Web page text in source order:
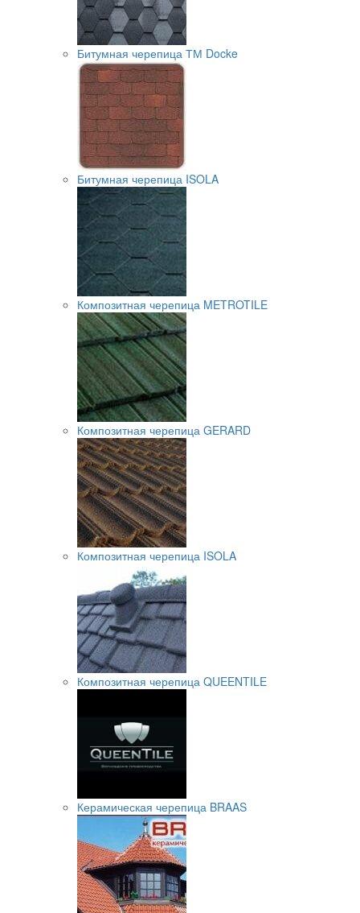
Битумная черепица ТМ Docke
Битумная черепица ISOLA
Композитная черепица METROTILE
Композитная черепица GERARD
Композитная черепица ISOLA
Композитная черепица QUEENTILE
Керамическая черепица BRAAS